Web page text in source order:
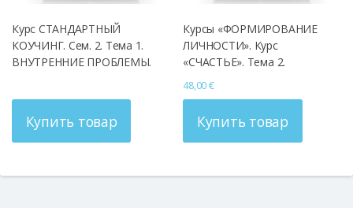
Курс СТАНДАРТНЫЙ
КОУЧИНГ. Сем. 2. Тема 1.
ВНУТРЕННИЕ ПРОБЛЕМЫ.
Купить товар
Курсы «ФОРМИРОВАНИЕ
ЛИЧНОСТИ». Курс
«СЧАСТЬЕ». Тема 2.
СЧАСТЬЯ
48,00€
Купить товар